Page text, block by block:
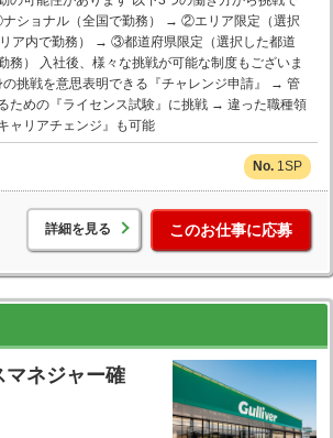
ショナル（全国で勤務） → ②エリア限定（選択
ア内で勤務） → ③都道府県限定（選択した都道
務） 入社後、様々な挑戦が可能な制度もございま
挑戦を意思表明できる『チャレンジ申請』 → 管
ための『ライセンス試験』に挑戦 → 違った職種領
ャリアチェンジ』も可能
1SP
詳細を見る このお仕事に応募
マネジャー確